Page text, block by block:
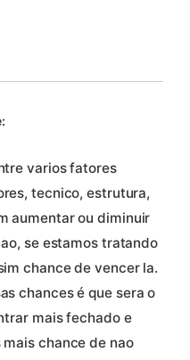
varios fatores
tecnico, estrutura,
aumentar ou diminuir
se estamos tratando
chance de vencer la.
chances é que sera o
mais fechado e
chance de nao